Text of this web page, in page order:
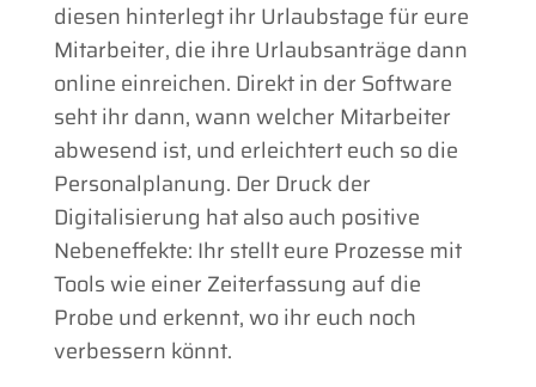
diesen hinterlegt ihr Urlaubstage für eure
Mitarbeiter, die ihre Urlaubsanträge dann
online einreichen. Direkt in der Software
seht ihr dann, wann welcher Mitarbeiter
abwesend ist, und erleichtert euch so die
Personalplanung. Der Druck der
Digitalisierung hat also auch positive
Nebeneffekte: Ihr stellt eure Prozesse mit
Tools wie einer Zeiterfassung auf die
Probe und erkennt, wo ihr euch noch
verbessern könnt.